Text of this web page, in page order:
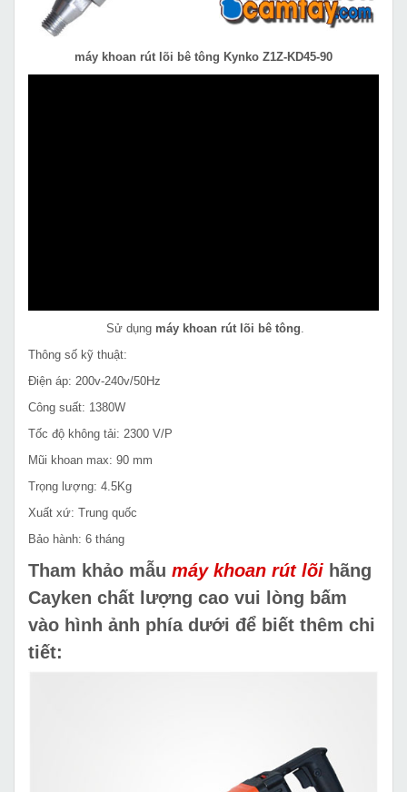
máy khoan rút lõi bê tông Kynko Z1Z-KD45-90
Sử dụng máy khoan rút lõi bê tông.
Thông số kỹ thuật:
Điện áp: 200v-240v/50Hz
Công suất: 1380W
Tốc độ không tải: 2300 V/P
Mũi khoan max: 90 mm
Trọng lượng: 4.5Kg
Xuất xứ: Trung quốc
Bảo hành: 6 tháng
Tham khảo mẫu máy khoan rút lõi hãng
Cayken chất lượng cao vui lòng bấm
vào hình ảnh phía dưới để biết thêm chi
tiết: